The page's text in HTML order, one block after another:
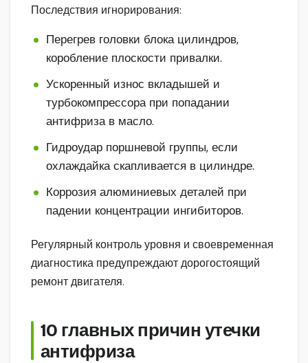
Последствия игнорирования:
Перегрев головки блока цилиндров,
коробление плоскости привалки.
Ускоренный износ вкладышей и
турбокомпрессора при попадании
антифриза в масло.
Гидроудар поршневой группы, если
охлаждайка скапливается в цилиндре.
Коррозия алюминиевых деталей при
падении концентрации ингибиторов.
Регулярный контроль уровня и своевременная
диагностика предупреждают дорогостоящий
ремонт двигателя.
10 главных причин утечки
антифриза